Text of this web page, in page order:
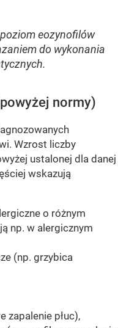
eozynofilów
do wykonania
normy)
Wzrost liczby
ustalonej dla danej
wskazują
o różnym
np. w alergicznym
(np. grzybica
zapalenie płuc),